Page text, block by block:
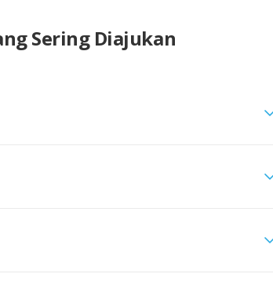
Sering Diajukan